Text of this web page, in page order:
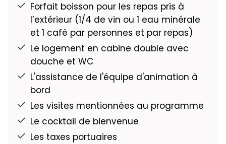
Forfait boisson pour les repas pris à
l’extérieur (1/4 de vin ou 1 eau minérale
et 1 café par personnes et par repas)
Le logement en cabine double avec
douche et WC
L'assistance de l'équipe d'animation à
bord
Les visites mentionnées au programme
Le cocktail de bienvenue
Les taxes portuaires